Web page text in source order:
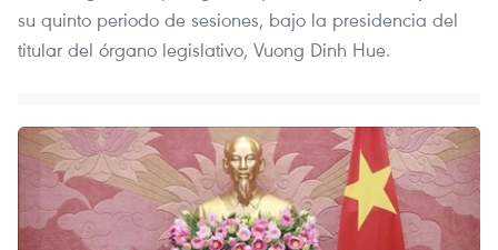
su quinto periodo de sesiones, bajo la presidencia del
titular del órgano legislativo, Vuong Dinh Hue.